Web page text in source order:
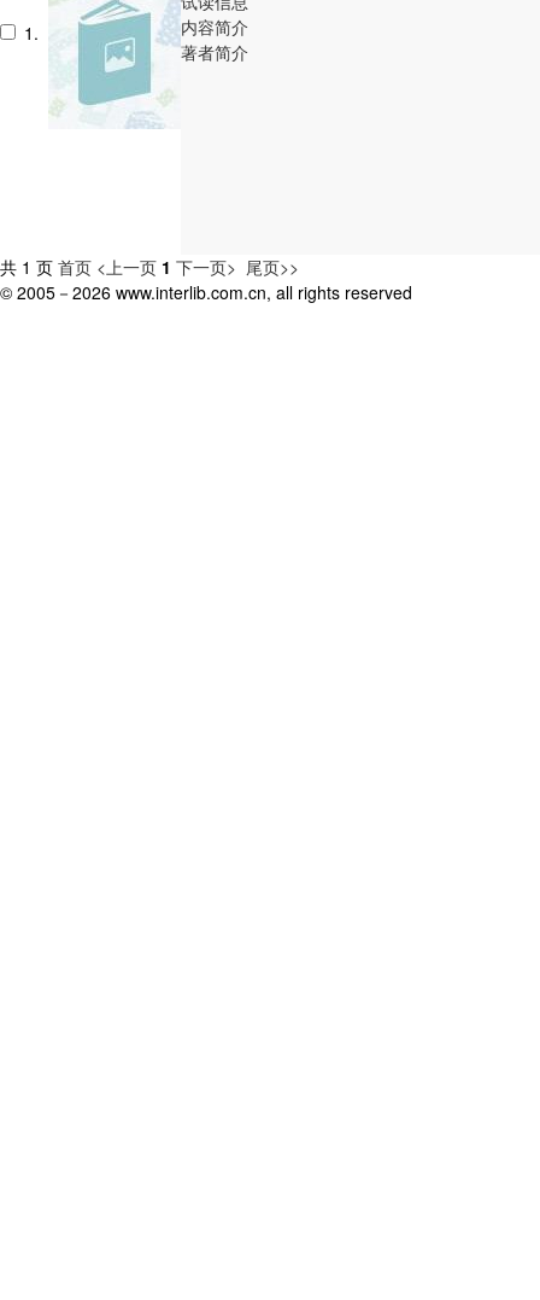
1.
内容简介
著者简介
共 1 页 首页 <上一页 1 下一页> 尾页>>
© 2005－ 2026 www.interlib.com.cn, all rights reserved